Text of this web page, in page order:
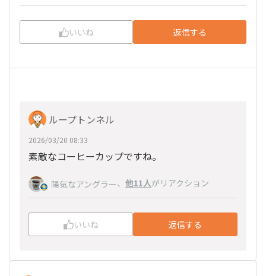
いいね 返信する
ループトンネル
2026/03/20 08:33
素敵なコーヒーカップですね。
陽気なアングラー、 他11人がリアクション
いいね 返信する